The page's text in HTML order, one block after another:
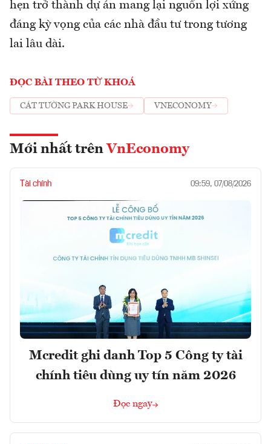
hẹn trở thành dự án mang lại nguồn lợi xứng
đáng kỳ vọng của các nhà đầu tư trong tương
lai lâu dài.
ĐỌC BÀI THEO TỪ KHOÁ
CÁT TƯỜNG PARK HOUSE VNECONOMY
Mới nhất trên VnEconomy
Tài chính 09:59, 07/08/2026
Mcredit ghi danh Top 5 Công ty tài
chính tiêu dùng uy tín năm 2026
Đọc ngay